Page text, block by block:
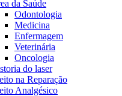
da Saúde
Odontologia
Medicina
Enfermagem
Veterinária
Oncologia
do laser
na Reparação
Analgésico